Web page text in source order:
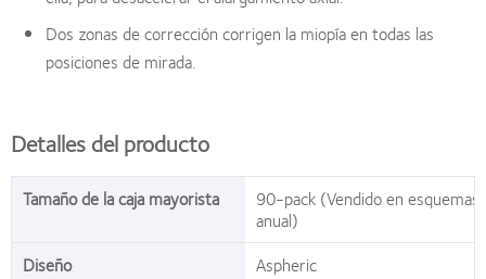
Dos zonas de corrección corrigen la miopía en todas las
posiciones de mirada.
Detalles del producto
Tamaño de la caja mayorista
90-pack (Vendido en
anual)
Diseño
Aspheric